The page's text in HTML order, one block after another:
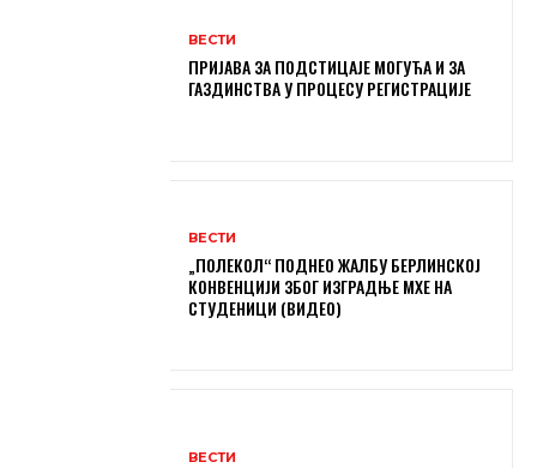
ВЕСТИ
ПРИЈАВА ЗА ПОДСТИЦАЈЕ МОГУЋА И ЗА
ГАЗДИНСТВА У ПРОЦЕСУ РЕГИСТРАЦИЈЕ
ВЕСТИ
„ПОЛЕКОЛ“ ПОДНЕО ЖАЛБУ БЕРЛИНСКОЈ
КОНВЕНЦИЈИ ЗБОГ ИЗГРАДЊЕ МХЕ НА
СТУДЕНИЦИ (ВИДЕО)
ВЕСТИ